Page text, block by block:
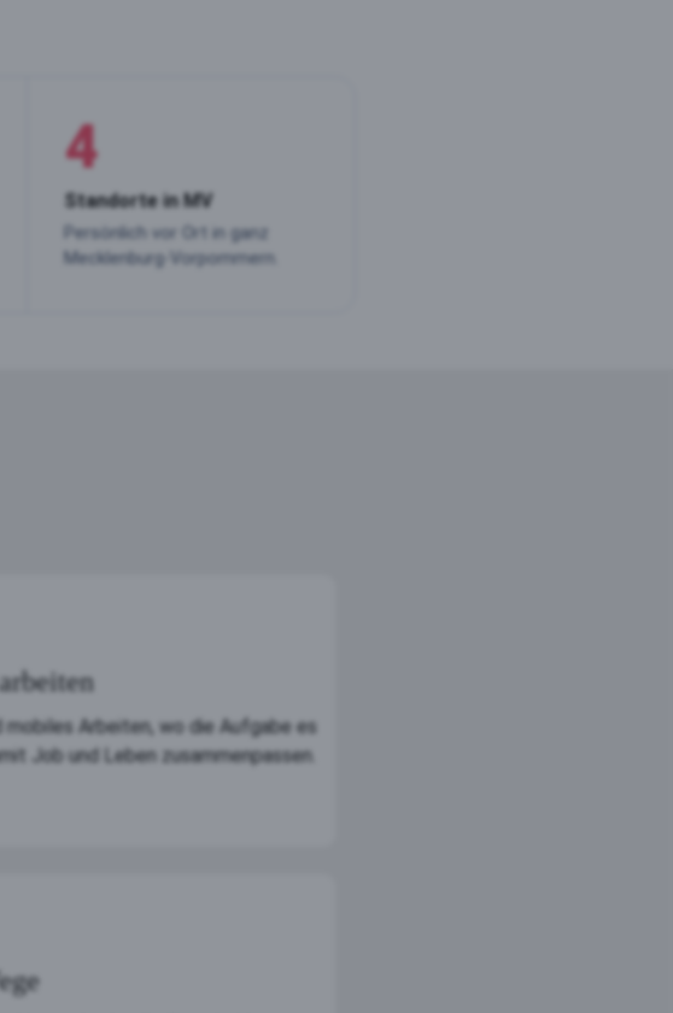
4
Standorte in MV
Persönlich vor Ort in ganz
Mecklenburg-Vorpommern.
mobiles Arbeiten, wo die Aufgabe es
Job und Leben zusammenpassen.